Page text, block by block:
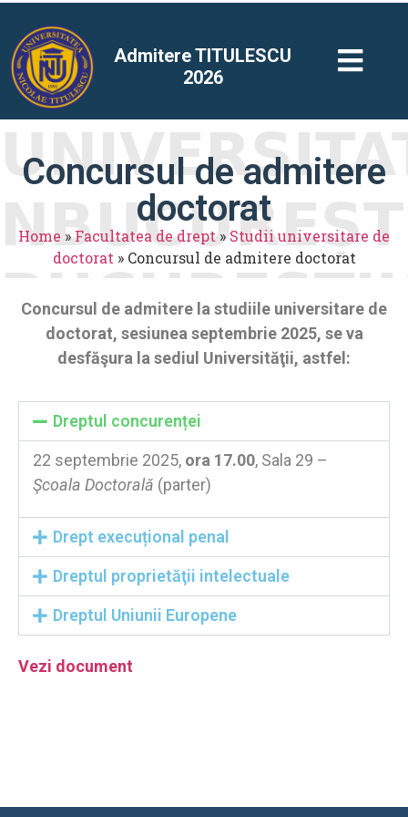
Admitere TITULESCU
2026
Concursul de admitere
doctorat
Home » Facultatea de drept » Studii universitare de
doctorat » Concursul de admitere doctorat
Concursul de admitere la studiile universitare de
doctorat, sesiunea septembrie 2025, se va
desfăşura la sediul Universităţii, astfel:
Dreptul concurenței
22 septembrie 2025, ora 17.00, Sala 29 –
Şcoala Doctorală (parter)
Drept execuțional penal
Dreptul proprietăţii intelectuale
Dreptul Uniunii Europene
Vezi document